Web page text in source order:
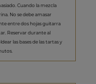
Cuando la mezcla
No se debe amasar
entre dos hojas guitarra
Reservar durante al
las bases de las tartas y